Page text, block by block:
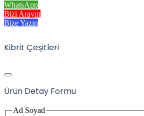
WhatsApp
Bizi Arayın
Bize Yazın
Kibrit Çeşitleri
Ürün Detay Formu
Ad Soyad